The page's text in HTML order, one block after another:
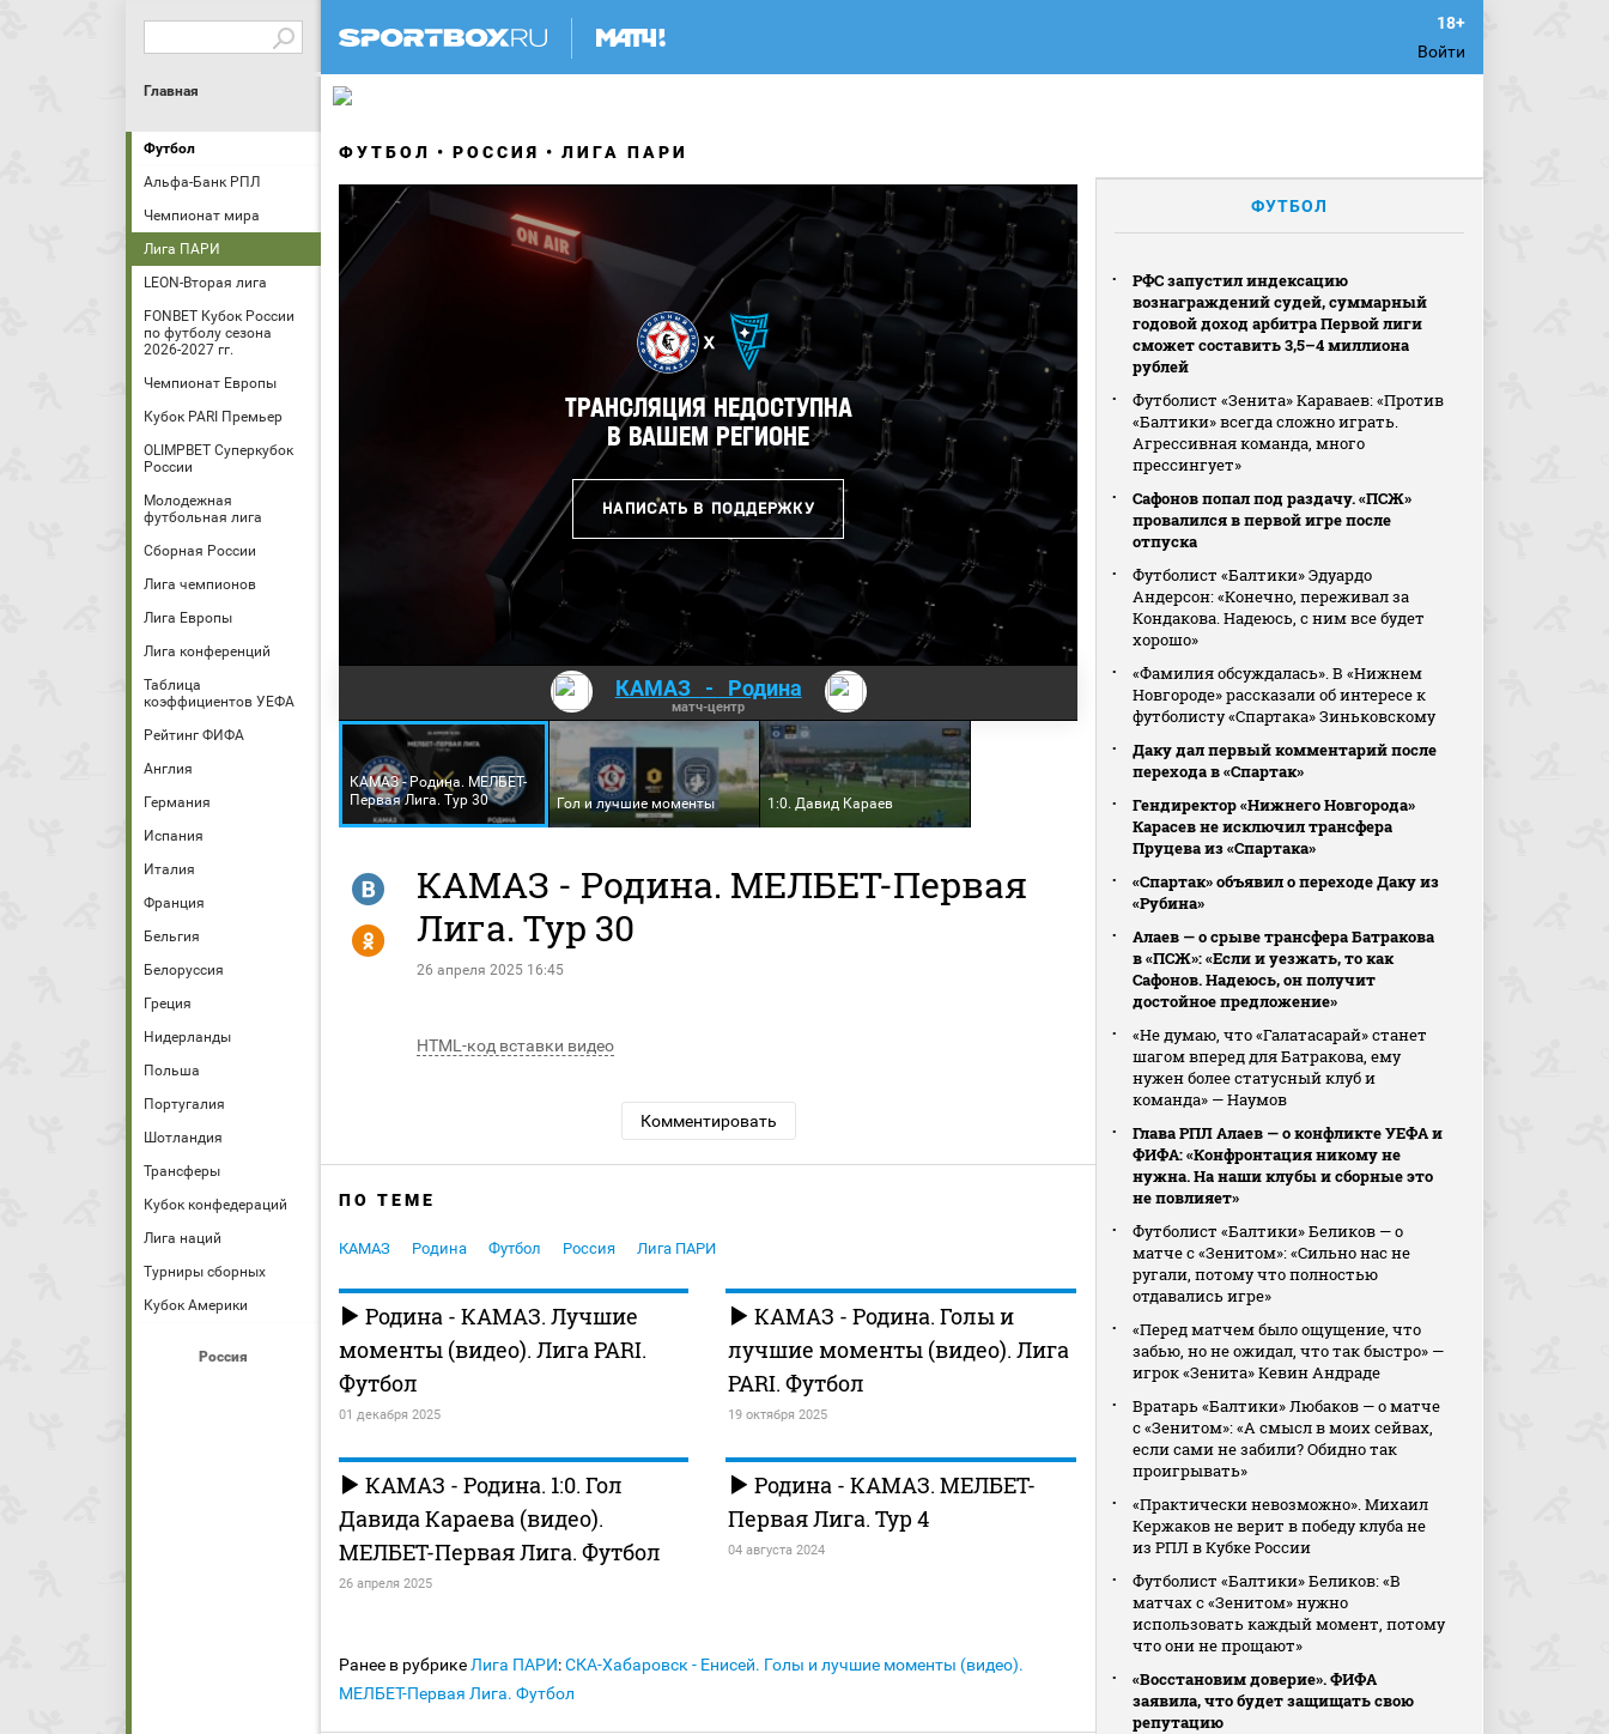
Войти
Главная
Футбол
Альфа-Банк РПЛ
Чемпионат мира
Лига ПАРИ
LEON-Вторая лига
FONBET Кубок России
по футболу сезона
2026-2027 гг.
Чемпионат Европы
Кубок PARI Премьер
OLIMPBET Суперкубок
России
Молодежная
футбольная лига
Сборная России
Лига чемпионов
Лига Европы
Лига конференций
Таблица
коэффициентов УЕФА
Рейтинг ФИФА
Англия
Германия
Испания
Италия
Франция
Бельгия
Белоруссия
Греция
Нидерланды
Польша
Португалия
Шотландия
Трансферы
Кубок конфедераций
Лига наций
Турниры сборных
Кубок Америки
Россия
ФУТБОЛ РОССИЯ ЛИГА ПАРИ
КАМАЗ - Родина
матч-центр
КАМАЗ - Родина. МЕЛБЕТ-
Первая Лига. Тур 30
Гол и лучшие моменты 1:0. Давид Караев
КАМАЗ - Родина. МЕЛБЕТ-Первая
Лига. Тур 30
26 апреля 2025 16:45
R
Y
HTML-код вставки видео
Комментировать
ПО ТЕМЕ
КАМАЗ Родина Футбол Россия Лига ПАРИ
Родина - КАМАЗ. Лучшие
моменты (видео). Лига PARI.
Футбол
01 декабря 2025
КАМАЗ - Родина. Голы и
лучшие моменты (видео). Лига
PARI. Футбол
19 октября 2025
КАМАЗ - Родина. 1:0. Гол
Давида Караева (видео).
МЕЛБЕТ-Первая Лига. Футбол
26 апреля 2025
Родина - КАМАЗ. МЕЛБЕТ-
Первая Лига. Тур 4
04 августа 2024
Ранее в рубрике Лига ПАРИ:СКА-Хабаровск - Енисей. Голы и лучшие моменты (видео).
МЕЛБЕТ-Первая Лига. Футбол
ФУТБОЛ
РФС запустил индексацию
вознаграждений судей, суммарный
годовой доход арбитра Первой лиги
сможет составить 3,5–4 миллиона
рублей
Футболист «Зенита» Караваев: «Против
«Балтики» всегда сложно играть.
Агрессивная команда, много
прессингует»
Сафонов попал под раздачу. «ПСЖ»
провалился в первой игре после
отпуска
Футболист «Балтики» Эдуардо
Андерсон: «Конечно, переживал за
Кондакова. Надеюсь, с ним все будет
хорошо»
«Фамилия обсуждалась». В «Нижнем
Новгороде» рассказали об интересе к
футболисту «Спартака» Зиньковскому
Даку дал первый комментарий после
перехода в «Спартак»
Гендиректор «Нижнего Новгорода»
Карасев не исключил трансфера
Пруцева из «Спартака»
«Спартак» объявил о переходе Даку из
«Рубина»
Алаев — о срыве трансфера Батракова
в «ПСЖ»: «Если и уезжать, то как
Сафонов. Надеюсь, он получит
достойное предложение»
«Не думаю, что «Галатасарай» станет
шагом вперед для Батракова, ему
нужен более статусный клуб и
команда» — Наумов
Глава РПЛ Алаев — о конфликте УЕФА и
ФИФА: «Конфронтация никому не
нужна. На наши клубы и сборные это
не повлияет»
Футболист «Балтики» Беликов — о
матче с «Зенитом»: «Сильно нас не
ругали, потому что полностью
отдавались игре»
«Перед матчем было ощущение, что
забью, но не ожидал, что так быстро» —
игрок «Зенита» Кевин Андраде
Вратарь «Балтики» Любаков — о матче
с «Зенитом»: «А смысл в моих сейвах,
если сами не забили? Обидно так
проигрывать»
«Практически невозможно». Михаил
Кержаков не верит в победу клуба не
из РПЛ в Кубке России
Футболист «Балтики» Беликов: «В
матчах с «Зенитом» нужно
использовать каждый момент, потому
что они не прощают»
«Восстановим доверие». ФИФА
заявила, что будет защищать свою
репутацию